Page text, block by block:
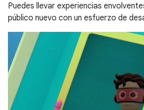
Puedes llevar experiencias
público nuevo con un esfuerzo de